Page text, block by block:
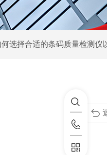
选择合适的条码质量检测仪以提